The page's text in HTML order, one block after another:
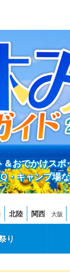
おでかけス
・キャンプ場
北陸 関西 大阪
り